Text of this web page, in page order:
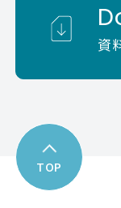
資
TOP